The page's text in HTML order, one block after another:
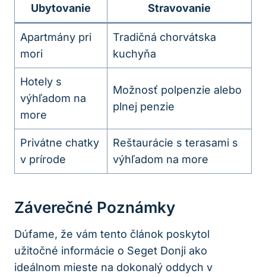
Ubytovanie Stravovanie
Apartmány pri
mori
Tradičná chorvátska
kuchyňa
Hotely s
výhľadom na
more
Možnosť polpenzie alebo
plnej penzie
Privátne chatky
v prírode
Reštaurácie s terasami s
výhľadom na more
Záverečné Poznámky
Dúfame, že vám tento článok poskytol
užitočné informácie o Seget Donji ako
ideálnom mieste na dokonalý oddych v